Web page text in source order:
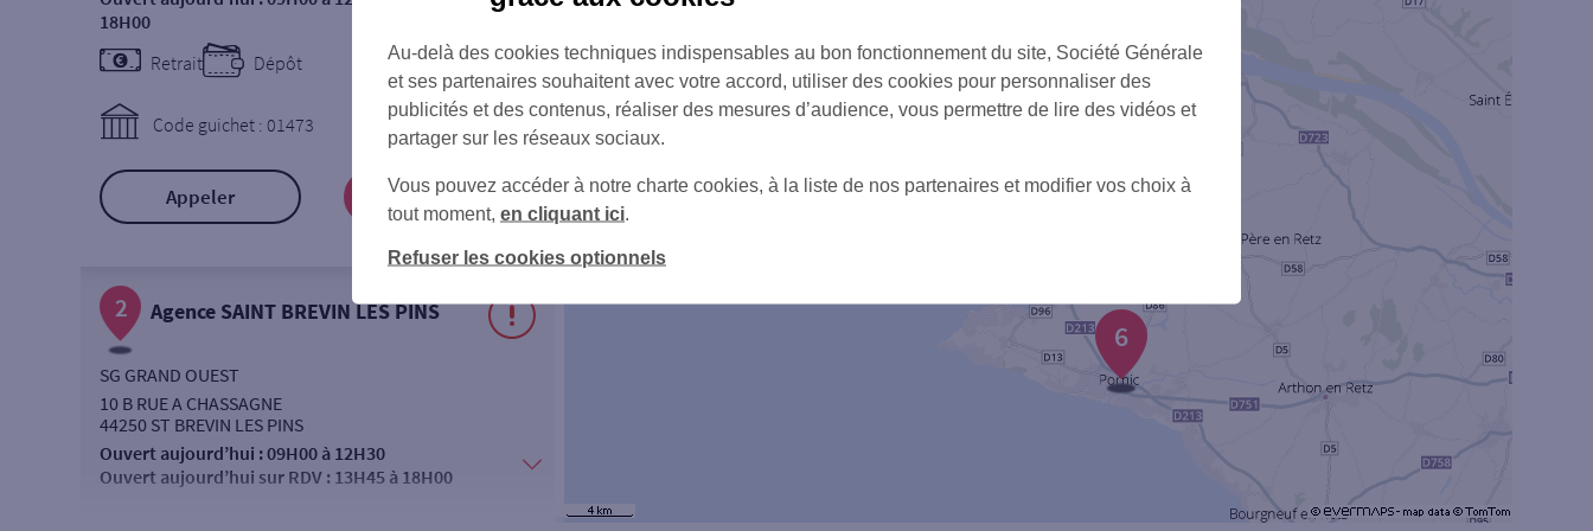
6
2
18H00
Retrait
Dépôt
Code guichet : 01473
Appeler Prendre RDV
2 Agence SAINT BREVIN LES PINS
SG GRAND OUEST
10 B RUE A CHASSAGNE
44250 ST BREVIN LES PINS
Ouvert aujourd’hui :09H00 à 12H30
Ouvert aujourd’hui sur RDV : 13H45 à 18H00
Au-delà des cookies techniques indispensables au bon fonctionnement du site, Société Générale
et ses partenaires souhaitent avec votre accord, utiliser des cookies pour personnaliser des
publicités et des contenus, réaliser des mesures d’audience, vous permettre de lire des vidéos et
partager sur les réseaux sociaux.
Vous pouvez accéder à notre charte cookies, à la liste de nos partenaires et modifier vos choix à
tout moment, en cliquant ici.
Refuser les cookies optionnels